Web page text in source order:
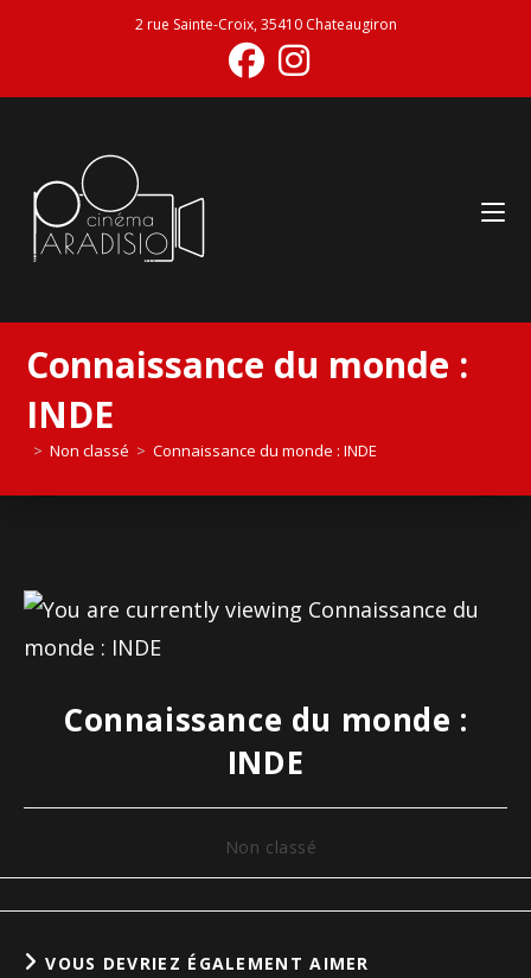
2 rue Sainte-Croix, 35410 Chateaugiron
Connaissance du monde :
INDE
> Non classé > Connaissance du monde : INDE
Connaissance du monde :
INDE
Non classé
VOUS DEVRIEZ ÉGALEMENT AIMER